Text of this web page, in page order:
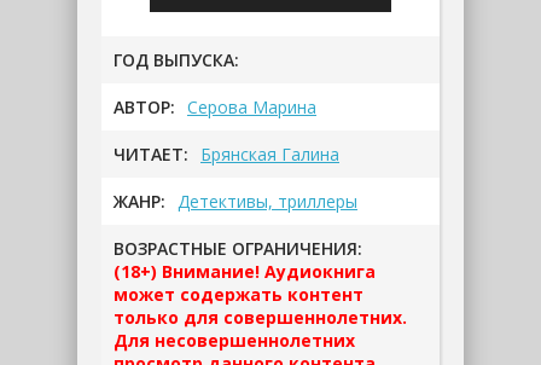
ГОД ВЫПУСКА:
АВТОР: Серова Марина
ЧИТАЕТ: Брянская Галина
ЖАНР: Детективы, триллеры
ВОЗРАСТНЫЕ ОГРАНИЧЕНИЯ:
(18+) Внимание! Аудиокнига
может содержать контент
только для совершеннолетних.
Для несовершеннолетних